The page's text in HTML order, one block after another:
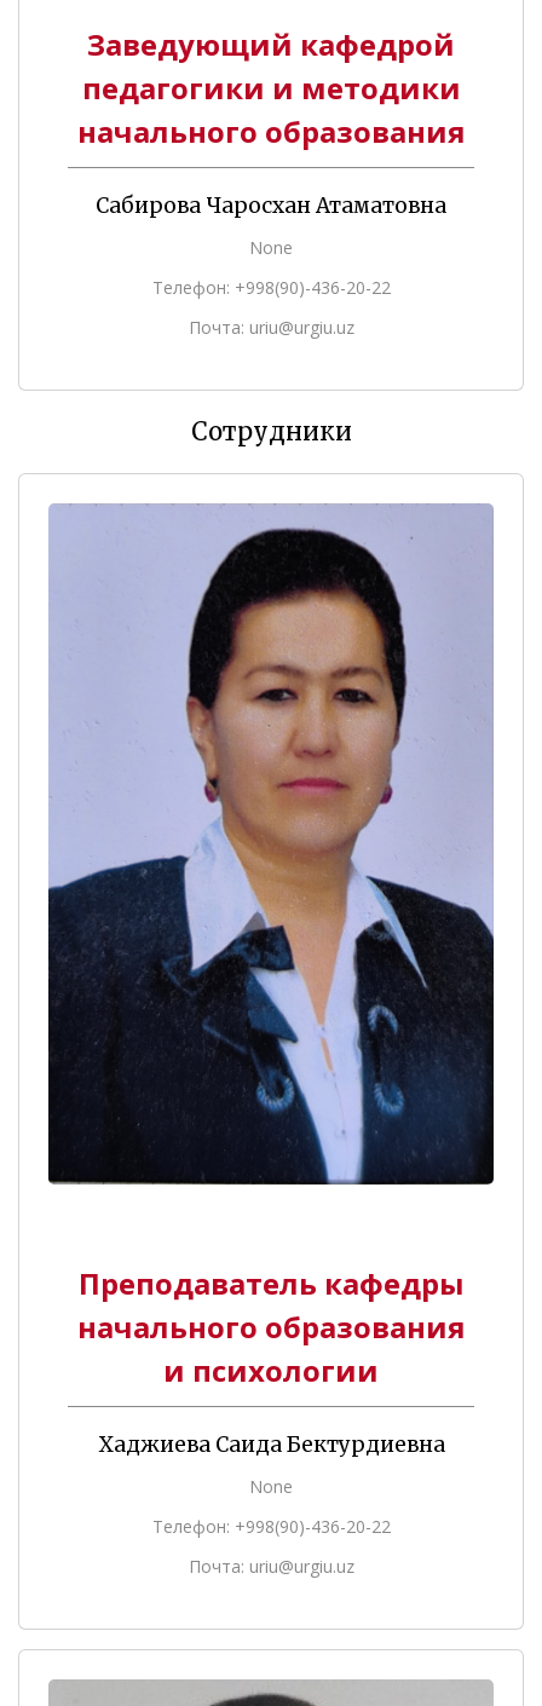
Заведующий кафедрой
педагогики и методики
начального образования
Сабирова Чаросхан Атаматовна
None
Телефон: +998(90)-436-20-22
Почта: uriu@urgiu.uz
Сотрудники
Преподаватель кафедры
начального образования
и психологии
Хаджиева Саида Бектурдиевна
None
Телефон: +998(90)-436-20-22
Почта: uriu@urgiu.uz